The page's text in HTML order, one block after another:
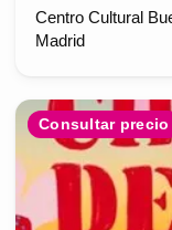
Centro Cultural
Madrid
Consultar precio